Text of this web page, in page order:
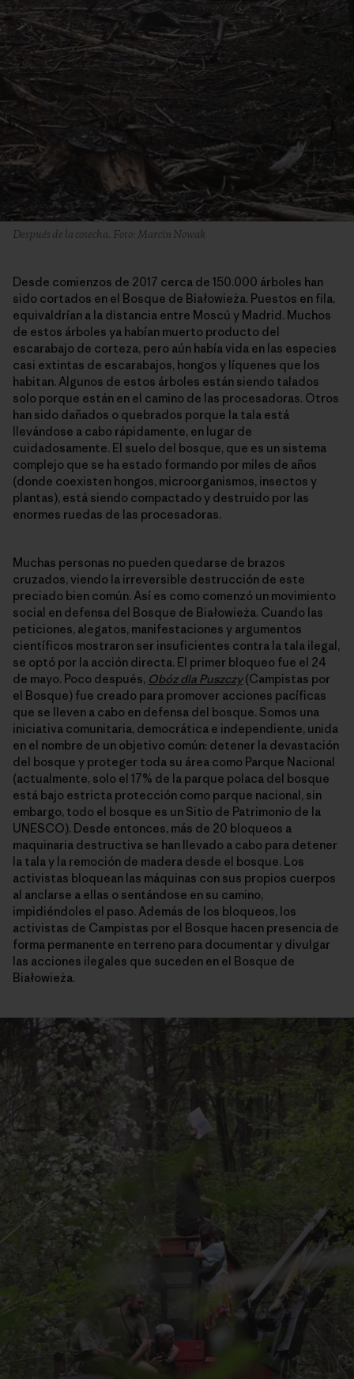
Después de la cosecha. Foto: Marcin Nowak
Desde comienzos de 2017 cerca de 150.000 árboles han
sido cortados en el Bosque de Białowieża. Puestos en fila,
equivaldrían a la distancia entre Moscú y Madrid. Muchos
de estos árboles ya habían muerto producto del
escarabajo de corteza, pero aún había vida en las especies
casi extintas de escarabajos, hongos y líquenes que los
habitan. Algunos de estos árboles están siendo talados
solo porque están en el camino de las procesadoras. Otros
han sido dañados o quebrados porque la tala está
llevándose a cabo rápidamente, en lugar de
cuidadosamente. El suelo del bosque, que es un sistema
complejo que se ha estado formando por miles de años
(donde coexisten hongos, microorganismos, insectos y
plantas), está siendo compactado y destruido por las
enormes ruedas de las procesadoras.
Muchas personas no pueden quedarse de brazos
cruzados, viendo la irreversible destrucción de este
preciado bien común. Así es como comenzó un movimiento
social en defensa del Bosque de Białowieża. Cuando las
peticiones, alegatos, manifestaciones y argumentos
científicos mostraron ser insuficientes contra la tala ilegal,
se optó por la acción directa. El primer bloqueo fue el 24
de mayo. Poco después, Obóz dla Puszczy(Campistas por
el Bosque) fue creado para promover acciones pacíficas
que se lleven a cabo en defensa del bosque. Somos una
iniciativa comunitaria, democrática e independiente, unida
en el nombre de un objetivo común: detener la devastación
del bosque y proteger toda su área como Parque Nacional
(actualmente, solo el 17% de la parque polaca del bosque
está bajo estricta protección como parque nacional, sin
embargo, todo el bosque es un Sitio de Patrimonio de la
UNESCO). Desde entonces, más de 20 bloqueos a
maquinaria destructiva se han llevado a cabo para detener
la tala y la remoción de madera desde el bosque. Los
activistas bloquean las máquinas con sus propios cuerpos
al anclarse a ellas o sentándose en su camino,
impidiéndoles el paso. Además de los bloqueos, los
activistas de Campistas por el Bosque hacen presencia de
forma permanente en terreno para documentar y divulgar
las acciones ilegales que suceden en el Bosque de
Białowieża.